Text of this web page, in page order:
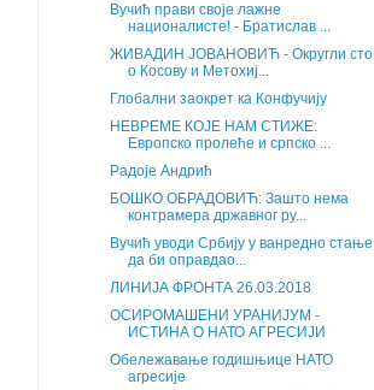
Вучић прави своје лажне
националисте! - Братислав ...
ЖИВАДИН ЈОВАНОВИЋ - Округли сто
о Косову и Метохиј...
Глобални заокрет ка Конфучију
НЕВРЕМЕ КОЈЕ НАМ СТИЖЕ:
Европско пролеће и српско ...
Радоје Андрић
БОШКО ОБРАДОВИЋ: Зашто нема
контрамера државног ру...
Вучић уводи Србију у ванредно стање
да би оправдао...
ЛИНИЈА ФРОНТА 26.03.2018
ОСИРОМАШЕНИ УРАНИЈУМ -
ИСТИНА О НАТО АГРЕСИЈИ
Обележавање годишњице НАТО
агресије